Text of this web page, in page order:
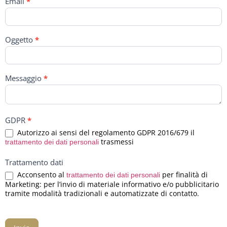
Oggetto *
Messaggio *
GDPR *
Autorizzo ai sensi del regolamento GDPR 2016/679 il
trattamento dei dati personali trasmessi
Trattamento dati
Acconsento al trattamento dei dati personali per finalità di
Marketing: per l’invio di materiale informativo e/o pubblicitario
tramite modalità tradizionali e automatizzate di contatto.